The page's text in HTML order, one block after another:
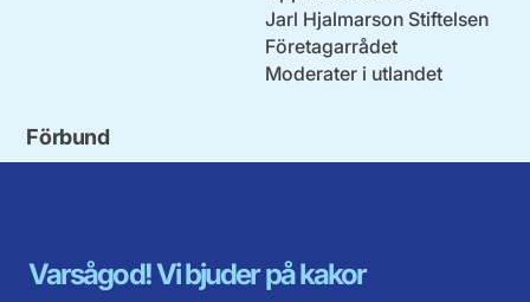
Varsågod! Vi bjuder på kakor
Jarl Hjalmarson Stiftelsen
Företagarrådet
Moderater i utlandet
Förbund
Gävleborg
Halland
Värmlands län
Västerbotten